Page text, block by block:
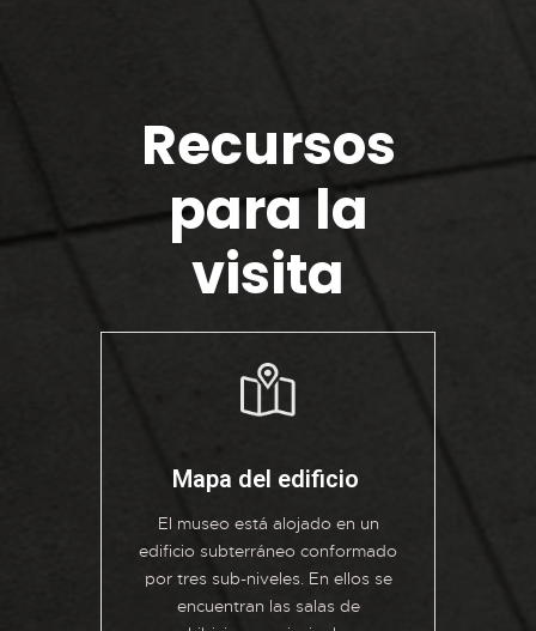
Recursos
para la
visita
Mapa del edificio ​
El museo está alojado en un
edificio subterráneo conformado
por tres sub-niveles. En ellos se
encuentran las salas de